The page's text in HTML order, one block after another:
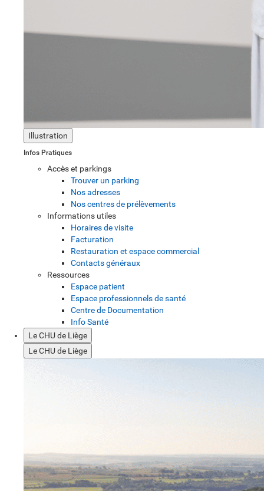
Illustration
Infos Pratiques
Accès et parkings
Trouver un parking
Nos adresses
Nos centres de prélèvements
Informations utiles
Horaires de visite
Facturation
Restauration et espace commercial
Contacts généraux
Ressources
Espace patient
Espace professionnels de santé
Centre de Documentation
Info Santé
Le CHU de Liège
Le CHU de Liège